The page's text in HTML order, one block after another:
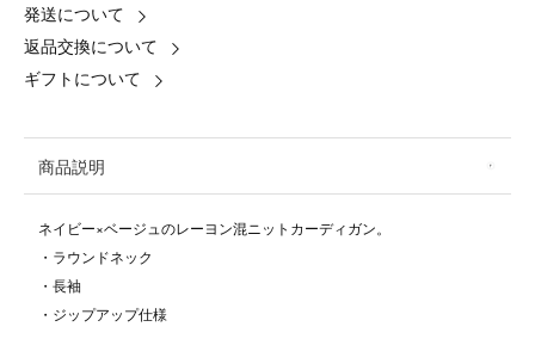
発送について
返品交換について
ギフトについて
商品説明
ネイビー×ベージュのレーヨン混ニットカーディガン。
・ラウンドネック
・長袖
・ジップアップ仕様